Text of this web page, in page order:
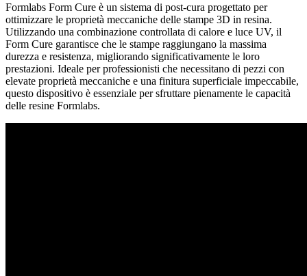
Formlabs Form Cure è un sistema di post-cura progettato per
ottimizzare le proprietà meccaniche delle stampe 3D in resina.
Utilizzando una combinazione controllata di calore e luce UV, il
Form Cure garantisce che le stampe raggiungano la massima
durezza e resistenza, migliorando significativamente le loro
prestazioni. Ideale per professionisti che necessitano di pezzi con
elevate proprietà meccaniche e una finitura superficiale impeccabile,
questo dispositivo è essenziale per sfruttare pienamente le capacità
delle resine Formlabs.